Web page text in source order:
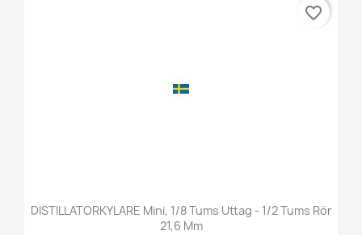
DISTILLATORKYLARE Mini, 1/8 Tums Uttag - 1/2 Tums Rör
21,6 Mm
favorite_border